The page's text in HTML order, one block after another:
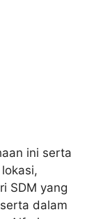
ini serta
SDM yang
dalam